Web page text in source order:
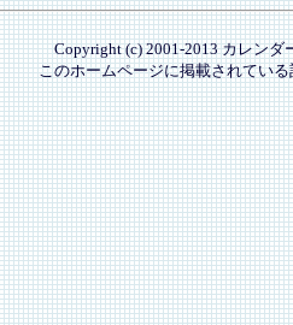
Copyright (c) 2001-2013 カレンダ
このホームページに掲載されてい